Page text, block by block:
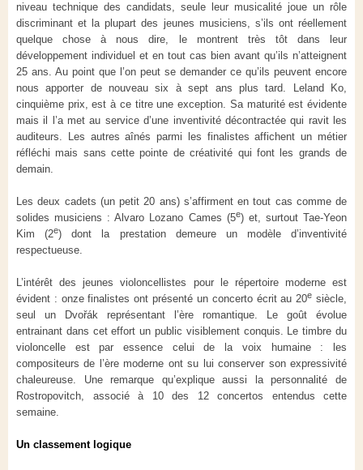
niveau technique des candidats, seule leur musicalité joue un rôle
discriminant et la plupart des jeunes musiciens, s’ils ont réellement
quelque chose à nous dire, le montrent très tôt dans leur
développement individuel et en tout cas bien avant qu’ils n’atteignent
25 ans. Au point que l’on peut se demander ce qu’ils peuvent encore
nous apporter de nouveau six à sept ans plus tard. Leland Ko,
cinquième prix, est à ce titre une exception. Sa maturité est évidente
mais il l’a met au service d’une inventivité décontractée qui ravit les
auditeurs. Les autres aînés parmi les finalistes affichent un métier
réfléchi mais sans cette pointe de créativité qui font les grands de
demain.
Les deux cadets (un petit 20 ans) s’affirment en tout cas comme de
solides musiciens : Alvaro Lozano Cames (5e) et, surtout Tae-Yeon
Kim (2e) dont la prestation demeure un modèle d’inventivité
respectueuse.
L’intérêt des jeunes violoncellistes pour le répertoire moderne est
évident : onze finalistes ont présenté un concerto écrit au 20e siècle,
seul un Dvořák représentant l’ère romantique. Le goût évolue
entrainant dans cet effort un public visiblement conquis. Le timbre du
violoncelle est par essence celui de la voix humaine : les
compositeurs de l’ère moderne ont su lui conserver son expressivité
chaleureuse. Une remarque qu’explique aussi la personnalité de
Rostropovitch, associé à 10 des 12 concertos entendus cette
semaine.
Un classement logique